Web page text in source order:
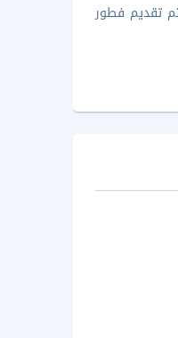
تقديم فطور